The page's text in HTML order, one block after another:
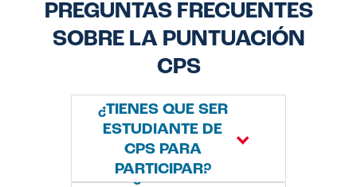
PREGUNTAS FRECUENTES
SOBRE LA PUNTUACIÓN
CPS
¿TIENES QUE SER
ESTUDIANTE DE
CPS PARA
PARTICIPAR?
¿PUEDES OPTAR